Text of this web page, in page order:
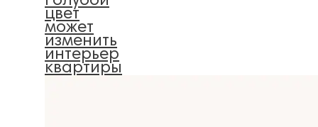
цвет
может
изменить
интерьер
квартиры